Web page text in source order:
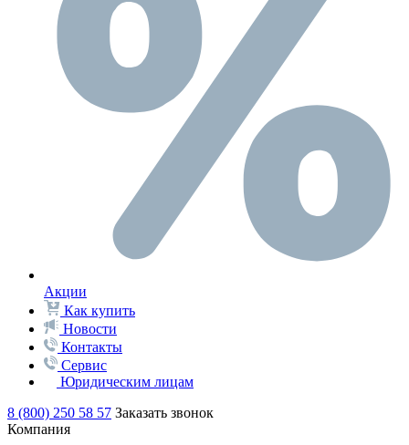
Акции
Как купить
Новости
Контакты
Сервис
Юридическим лицам
8 (800) 250 58 57 Заказать звонок
Компания